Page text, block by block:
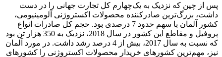
پس از چین که نزدیک به یک‌چهارم کل تجارت جهانی را در دست
داشت، بزرگ‌ترین صادرکننده محصولات اکستروژنی آلومینیومی،
کشور آلمان با سهم حدود 7 درصدی بود. حجم کل صادرات انواع
پروفیل و مقاطع این کشور در سال 2018، نزدیک به 350 هزار تن بود
که نسبت به سال 2017، بیش از 4 درصد رشد داشت. در مورد آلمان
نیز، مهم‌ترین کشورهای خریدار محصولات اکستروژنی را کشورهای